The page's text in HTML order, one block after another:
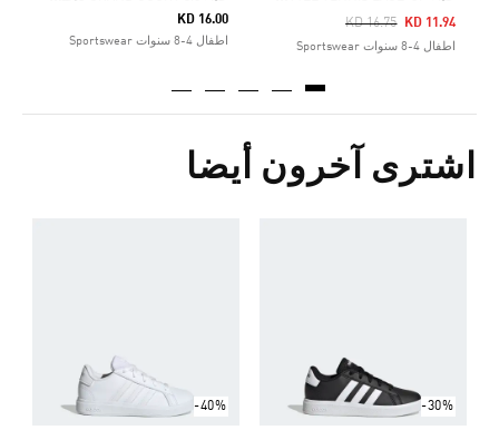
Price Reduced From
KD 16.75
To KD 11.94
اطفال 4-8 سنوات Sportswear
KD 16.00
اطفال 4-8 سنوات Sportswear
اشترى آخرون أيضا
-30%
-40%